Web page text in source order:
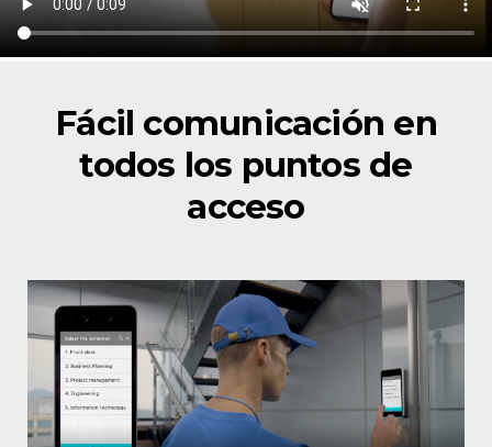
Fácil comunicación en
todos los puntos de
acceso